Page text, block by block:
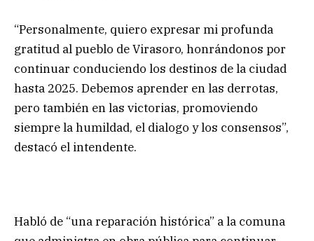
“Personalmente, quiero expresar mi profunda
gratitud al pueblo de Virasoro, honrándonos por
continuar conduciendo los destinos de la ciudad
hasta 2025. Debemos aprender en las derrotas,
pero también en las victorias, promoviendo
siempre la humildad, el dialogo y los consensos”,
destacó el intendente.
Habló de “una reparación histórica” a la comuna